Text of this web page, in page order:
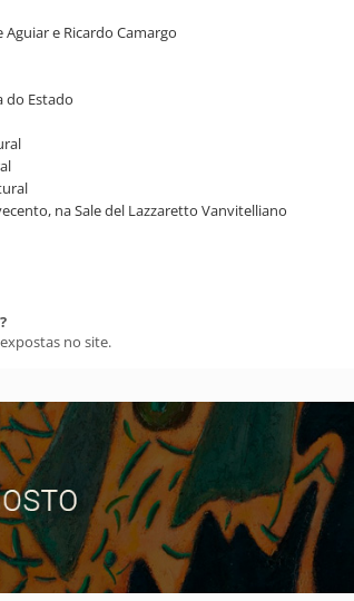
Aguiar e Ricardo Camargo
do Estado
na Sale del Lazzaretto Vanvitelliano
no site.